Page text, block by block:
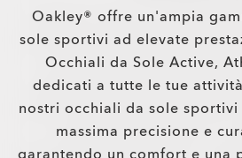
Oakley® offre un'ampia
sole sportivi ad elevate
Occhiali da Sole Active,
dedicati a tutte le tue
nostri occhiali da sole
massima precisione e